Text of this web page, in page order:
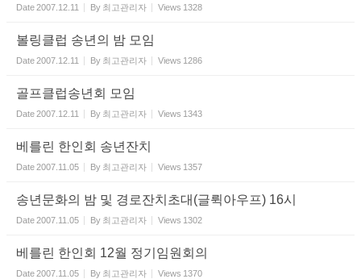
Date2007.12.11 By 최고관리자 Views 1328
볼링클럽 송년의 밤 모임
Date2007.12.11 By 최고관리자 Views 1286
골프클럽송년회 모임
Date2007.12.11 By 최고관리자 Views 1343
베를린 한인회 송년잔치
Date2007.11.05 By 최고관리자 Views 1357
송년문화의 밤 및 경로잔치초대(글뤽아우프) 16시
Date2007.11.05 By 최고관리자 Views 1302
베를린 한인회 12월 정기임원회의
Date2007.11.05 By 최고관리자 Views 1370